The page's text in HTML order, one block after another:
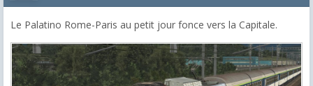
Le Palatino Rome-Paris au petit jour fonce vers la Capitale.